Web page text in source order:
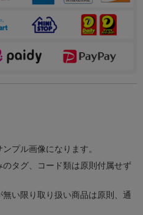
プル画像になります。
タグ、コード類は原則付属せず
い限り取り扱い商品は原則、通